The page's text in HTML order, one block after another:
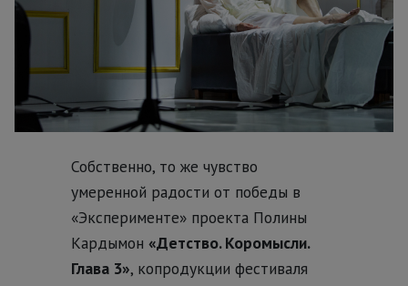
Собственно, то же чувство
умеренной радости от победы в
«Эксперименте» проекта Полины
Кардымон «Детство. Коромысли.
Глава 3», копродукции фестиваля